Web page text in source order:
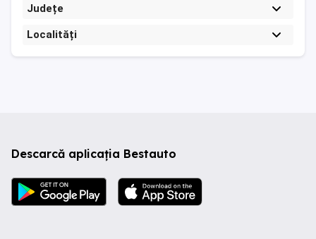
Județe
Localități
Descarcă aplicația Bestauto